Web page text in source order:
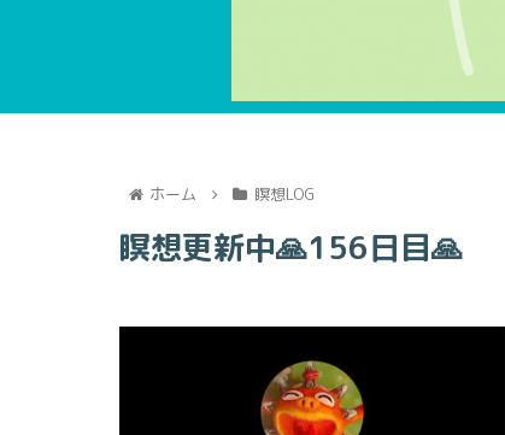
ホーム 瞑想LOG
瞑想更新中🙏156日目🙏